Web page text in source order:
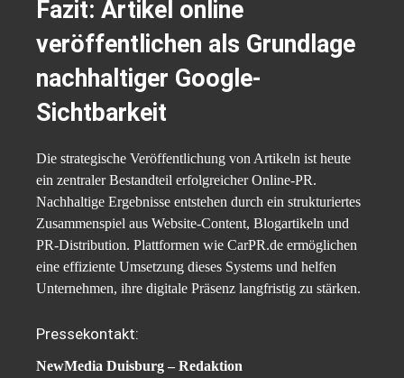
Fazit: Artikel online
veröffentlichen als Grundlage
nachhaltiger Google-
Sichtbarkeit
Die strategische Veröffentlichung von Artikeln ist heute
ein zentraler Bestandteil erfolgreicher Online-PR.
Nachhaltige Ergebnisse entstehen durch ein strukturiertes
Zusammenspiel aus Website-Content, Blogartikeln und
PR-Distribution. Plattformen wie CarPR.de ermöglichen
eine effiziente Umsetzung dieses Systems und helfen
Unternehmen, ihre digitale Präsenz langfristig zu stärken.
Pressekontakt:
NewMedia Duisburg – Redaktion